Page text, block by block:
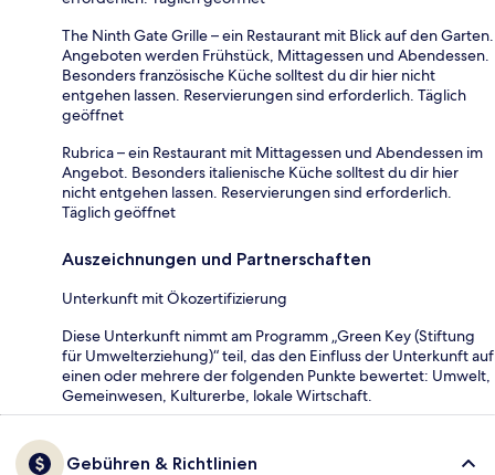
The Ninth Gate Grille – ein Restaurant mit Blick auf den Garten.
Angeboten werden Frühstück, Mittagessen und Abendessen.
Besonders französische Küche solltest du dir hier nicht
entgehen lassen. Reservierungen sind erforderlich. Täglich
geöffnet
Rubrica – ein Restaurant mit Mittagessen und Abendessen im
Angebot. Besonders italienische Küche solltest du dir hier
nicht entgehen lassen. Reservierungen sind erforderlich.
Täglich geöffnet
Auszeichnungen und Partnerschaften
Unterkunft mit Ökozertifizierung
Diese Unterkunft nimmt am Programm „Green Key (Stiftung
für Umwelterziehung)“ teil, das den Einfluss der Unterkunft auf
einen oder mehrere der folgenden Punkte bewertet: Umwelt,
Gemeinwesen, Kulturerbe, lokale Wirtschaft.
Gebühren & Richtlinien